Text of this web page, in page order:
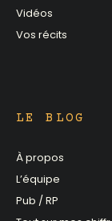
Vidéos
Vos récits
LE BLOG
À propos
L’équipe
Pub / RP